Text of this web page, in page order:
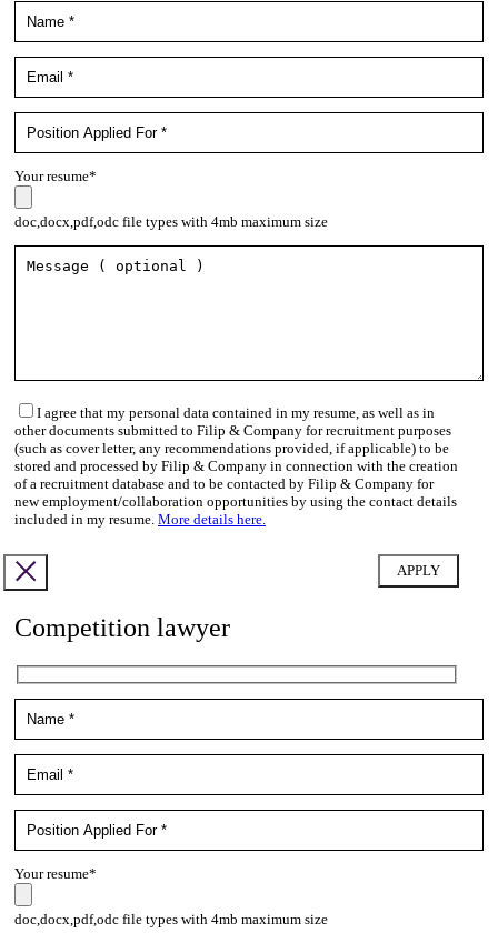
Your resume*
doc,docx,pdf,odc file types with 4mb maximum size
I agree that my personal data contained in my resume, as well as in
other documents submitted to Filip & Company for recruitment purposes
(such as cover letter, any recommendations provided, if applicable) to be
stored and processed by Filip & Company in connection with the creation
of a recruitment database and to be contacted by Filip & Company for
new employment/collaboration opportunities by using the contact details
included in my resume. More details here.
Competition lawyer
Your resume*
doc,docx,pdf,odc file types with 4mb maximum size